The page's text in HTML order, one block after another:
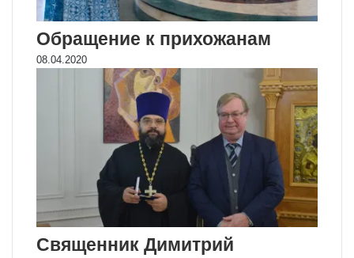
Обращение к прихожанам
08.04.2020
Священник Димитрий